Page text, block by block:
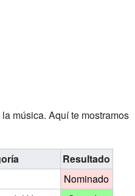
música. Aquí te mostramos
Resultado
Nominado